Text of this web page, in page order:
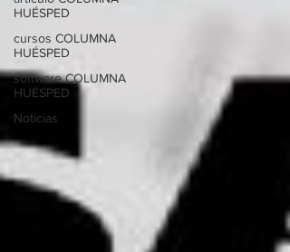
HUÉSPED
cursos COLUMNA
HUÉSPED
software COLUMNA
HUÉSPED
Noticias